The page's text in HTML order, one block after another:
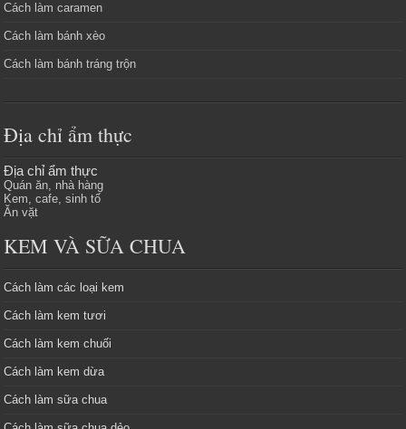
Cách làm caramen
Cách làm bánh xèo
Cách làm bánh tráng trộn
Địa chỉ ẩm thực
Địa chỉ ẩm thực
Quán ăn, nhà hàng
Kem, cafe, sinh tố
Ăn vặt
KEM VÀ SỮA CHUA
Cách làm các loại kem
Cách làm kem tươi
Cách làm kem chuối
Cách làm kem dừa
Cách làm sữa chua